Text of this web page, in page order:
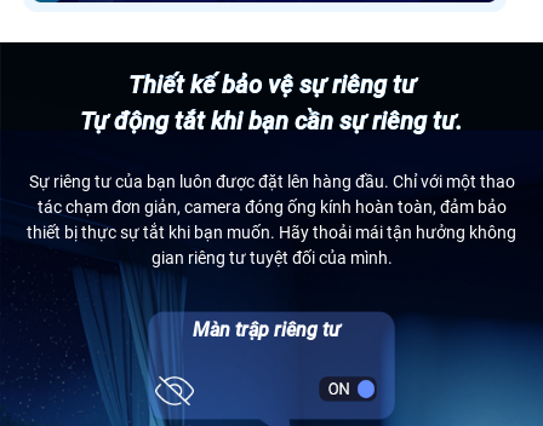
Thiết kế bảo vệ sự riêng tư
Tự động tắt khi bạn cần sự riêng tư.
Sự riêng tư của bạn luôn được đặt lên hàng đầu. Chỉ với một thao
tác chạm đơn giản, camera đóng ống kính hoàn toàn, đảm bảo
thiết bị thực sự tắt khi bạn muốn. Hãy thoải mái tận hưởng không
gian riêng tư tuyệt đối của mình.
Màn trập riêng tư